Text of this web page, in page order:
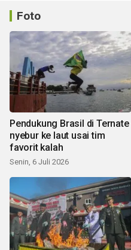
Foto
Pendukung Brasil di Ternate
nyebur ke laut usai tim
favorit kalah
Senin, 6 Juli 2026